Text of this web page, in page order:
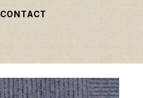
CONTACT